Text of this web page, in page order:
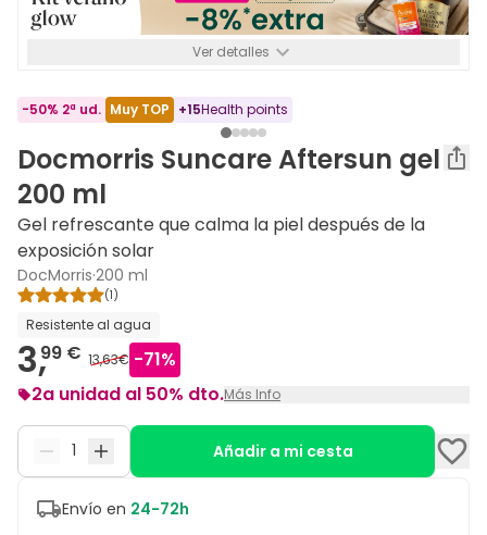
Ver detalles
acumulable.
-50% 2ª ud. Muy TOP +15Health points
Docmorris Suncare Aftersun gel
200 ml
Gel refrescante que calma la piel después de la
exposición solar
DocMorris·200 ml
(1)
Resistente al agua
3,99 € 13,63€ -71%
2a unidad al 50% dto.Más Info
Descuento de 50% en la segunda unidad deDocmorris
Suncare Aftersun gel 200 ml. Se aplica
automáticamente en tu cesta.
Añadir a mi cesta
Envío en 24-72h